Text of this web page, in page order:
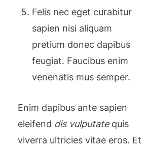
Felis nec eget curabitur
sapien nisi aliquam
pretium donec dapibus
feugiat. Faucibus enim
venenatis mus semper.
Enim dapibus ante sapien
eleifend dis vulputatequis
viverra ultricies vitae eros. Et